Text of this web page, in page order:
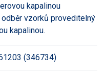
kapalinou
vzorků proveditelný
kapalinou.
(346734)